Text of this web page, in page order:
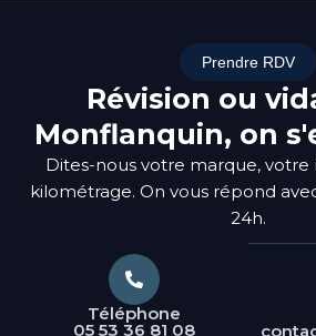
Prendre RDV
Révision ou
Monflanquin, on
Dites-nous votre marque,
kilométrage. On vous répond
24h.
Téléphone
05 53 36 81 08